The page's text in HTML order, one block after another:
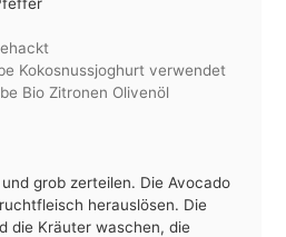
Kokosnussjoghurt verwendet
Bio Zitronen Olivenöl
grob zerteilen. Die Avocado
herauslösen. Die
die Kräuter waschen, die